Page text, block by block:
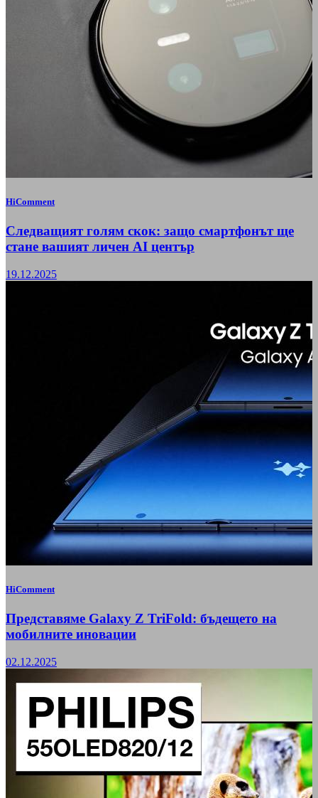
HiComment
Следващият голям скок: защо смартфонът ще
стане вашият личен AI център
19.12.2025
HiComment
Представяме Galaxy Z TriFold: бъдещето на
мобилните иновации
02.12.2025